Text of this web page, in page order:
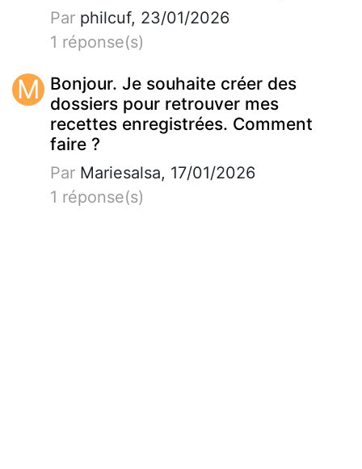
Par philcuf, 23/01/2026
1 réponse(s)
M Bonjour. Je souhaite créer des
dossiers pour retrouver mes
recettes enregistrées. Comment
faire ?
Par Mariesalsa, 17/01/2026
1 réponse(s)